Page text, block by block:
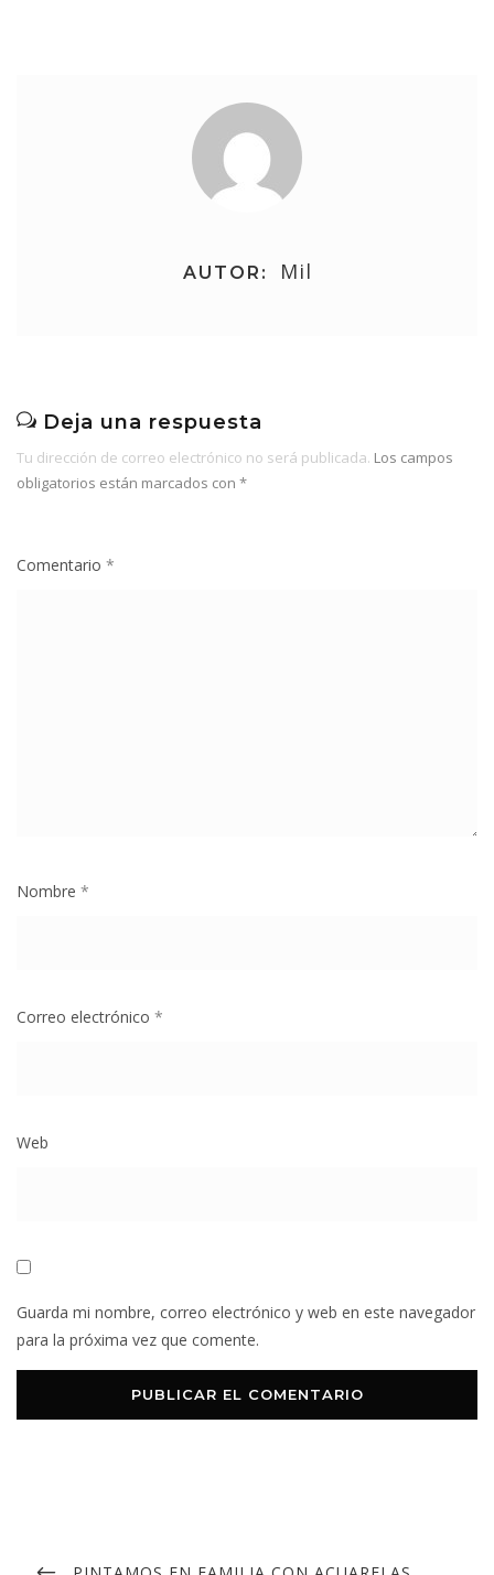
AUTOR: Mil
Deja una respuesta
Tu dirección de correo electrónico no será publicada. Los campos
obligatorios están marcados con *
Comentario *
Nombre *
Correo electrónico *
Web
Guarda mi nombre, correo electrónico y web en este navegador
para la próxima vez que comente.
ENTRADA